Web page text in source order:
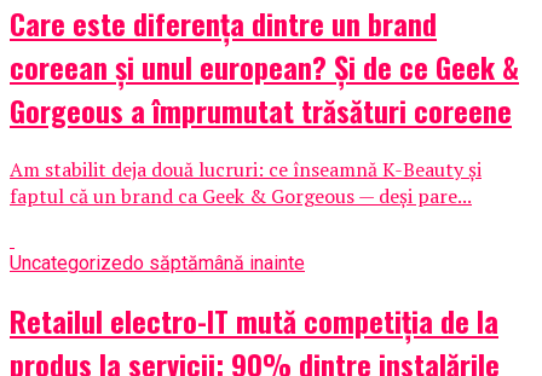
Care este diferența dintre un brand
coreean și unul european? Și de ce Geek &
Gorgeous a împrumutat trăsături coreene
Am stabilit deja două lucruri: ce înseamnă K-Beauty și
faptul că un brand ca Geek & Gorgeous — deși pare...
Uncategorizedo săptămână inainte
Retailul electro-IT mută competiția de la
produs la servicii: 90% dintre instalările